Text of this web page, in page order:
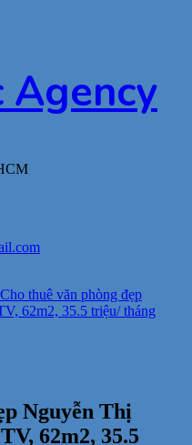
Agency
Cho thuê văn phòng đẹp
62m2, 35.5 triệu/ tháng
Nguyễn Thị
62m2, 35.5